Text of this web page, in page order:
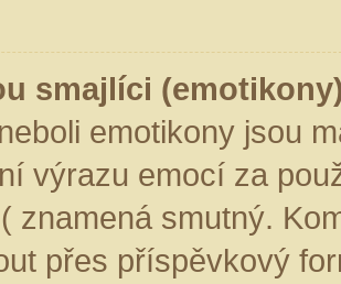
smajlíci
emotikony jsou
výrazu emocí za
znamená smutný.
přes příspěvkový